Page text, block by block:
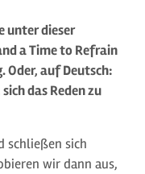
unter dieser
a Time to Refrain
Oder, auf Deutsch:
das Reden zu
schließen sich
wir dann aus,